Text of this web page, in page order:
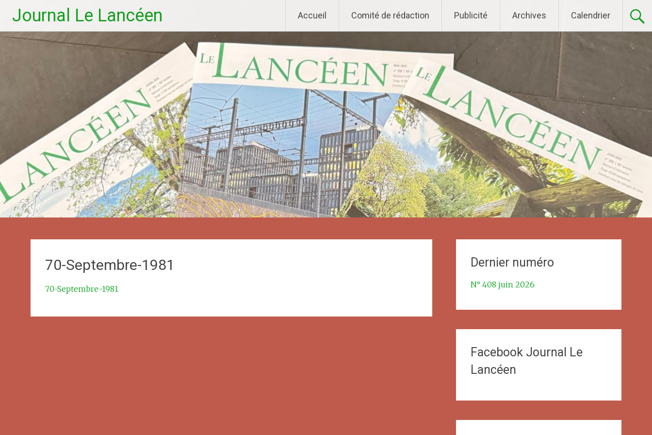
Journal Le Lancéen
au
Accueil Comité de rédaction Publicité Archives Calendrier
70-Septembre-1981
70-Septembre-1981
Dernier numéro
N° 408 juin 2026
Facebook Journal Le
Lancéen